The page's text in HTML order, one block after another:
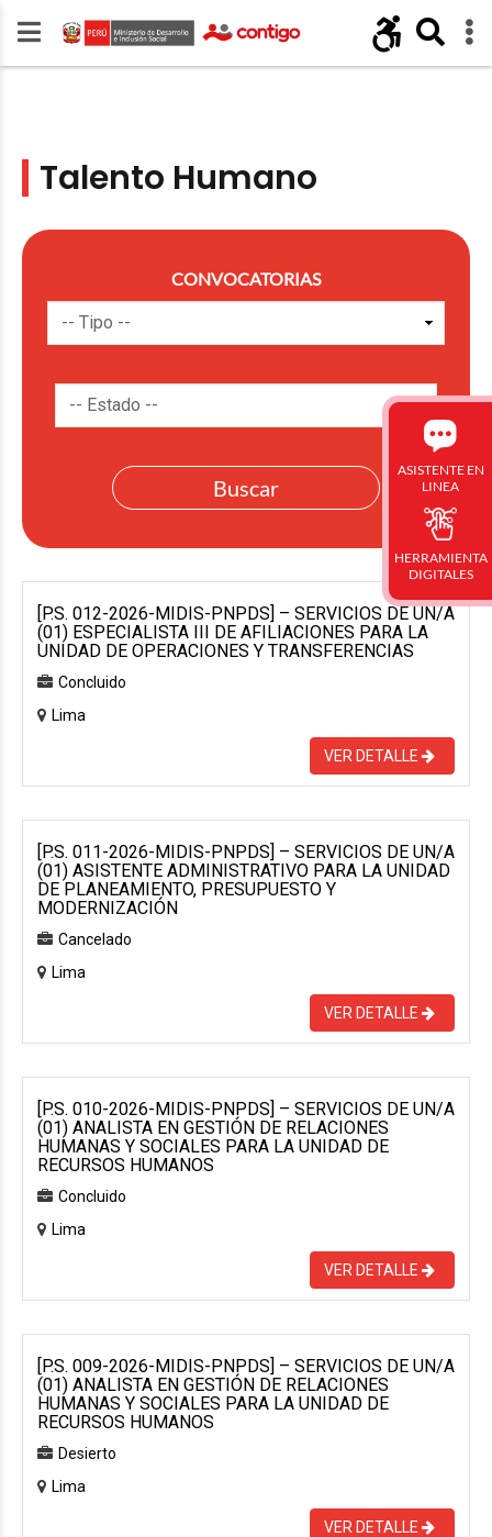
Talento Humano
CONVOCATORIAS
[P.S. 012-2026-MIDIS-PNPDS] – SERVICIOS DE UN/A
(01) ESPECIALISTA III DE AFILIACIONES PARA LA
UNIDAD DE OPERACIONES Y TRANSFERENCIAS
Concluido
Lima
VER DETALLE
[P.S. 011-2026-MIDIS-PNPDS] – SERVICIOS DE UN/A
(01) ASISTENTE ADMINISTRATIVO PARA LA UNIDAD
DE PLANEAMIENTO, PRESUPUESTO Y
MODERNIZACIÓN
Cancelado
Lima
VER DETALLE
[P.S. 010-2026-MIDIS-PNPDS] – SERVICIOS DE UN/A
(01) ANALISTA EN GESTIÓN DE RELACIONES
HUMANAS Y SOCIALES PARA LA UNIDAD DE
RECURSOS HUMANOS
Concluido
Lima
VER DETALLE
[P.S. 009-2026-MIDIS-PNPDS] – SERVICIOS DE UN/A
(01) ANALISTA EN GESTIÓN DE RELACIONES
HUMANAS Y SOCIALES PARA LA UNIDAD DE
RECURSOS HUMANOS
Desierto
Lima
VER DETALLE
ASISTENTE EN
LINEA
HERRAMIENTA
DIGITALES